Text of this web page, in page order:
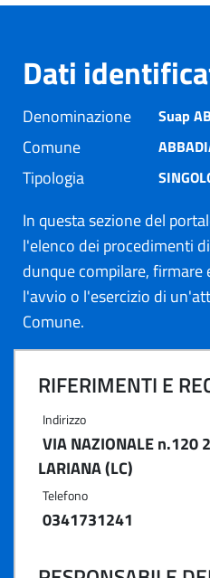
Dati
Denominazione Suap
Comune
Tipologia
In questa sezione del
l'elenco dei procedimenti
dunque compilare, firmare
l'avvio o l'esercizio di
Comune.
RIFERIMENTI E
Indirizzo
VIA NAZIONALE n.120
LARIANA (LC)
Telefono
0341731241